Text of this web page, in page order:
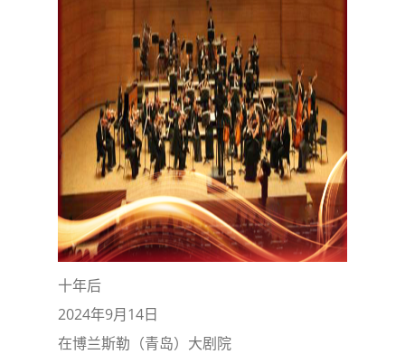
十年后
2024年9月14日
在博兰斯勒（青岛）大剧院